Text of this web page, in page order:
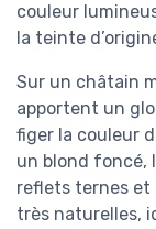
couleur
la teinte
Sur un châtain
apportent un
figer la couleur
un blond foncé,
reflets ternes et
très naturelles,